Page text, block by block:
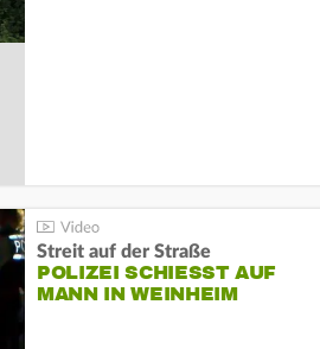
Streit auf der Straße
POLIZEI SCHIESST AUF M
ANN IN WEINHEIM